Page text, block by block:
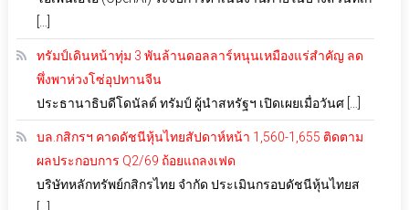
ทรัมป์เดินหน้าทุ่ม 3 พันล้านดอลลาร์หนุนเหมืองแร่สำคัญ ลด
พึ่งพาห่วงโซ่อุปทานจีน
ประธานาธิบดีโดนัลด์ ทรัมป์ ผู้นำสหรัฐฯ เปิดเผยเมื่อวันศ […]
บล.กสิกรฯ คาดดัชนีหุ้นไทยสัปดาห์หน้า 1,560-1,655 ติดตาม
ผลประกอบการ Q2/69 ถ้อยแถลงเฟด
บริษัทหลักทรัพย์กสิกรไทย จำกัด ประเมินกรอบดัชนีหุ้นไทยส